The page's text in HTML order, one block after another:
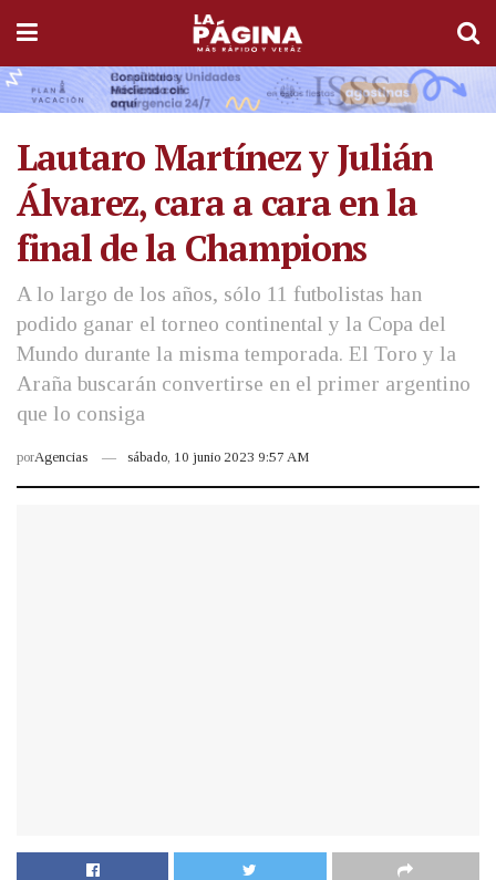
Lautaro Martínez y Julián
Álvarez, cara a cara en la
final de la Champions
A lo largo de los años, sólo 11 futbolistas han
podido ganar el torneo continental y la Copa del
Mundo durante la misma temporada. El Toro y la
Araña buscarán convertirse en el primer argentino
que lo consiga
porAgencias sábado, 10 junio 2023 9:57 AM